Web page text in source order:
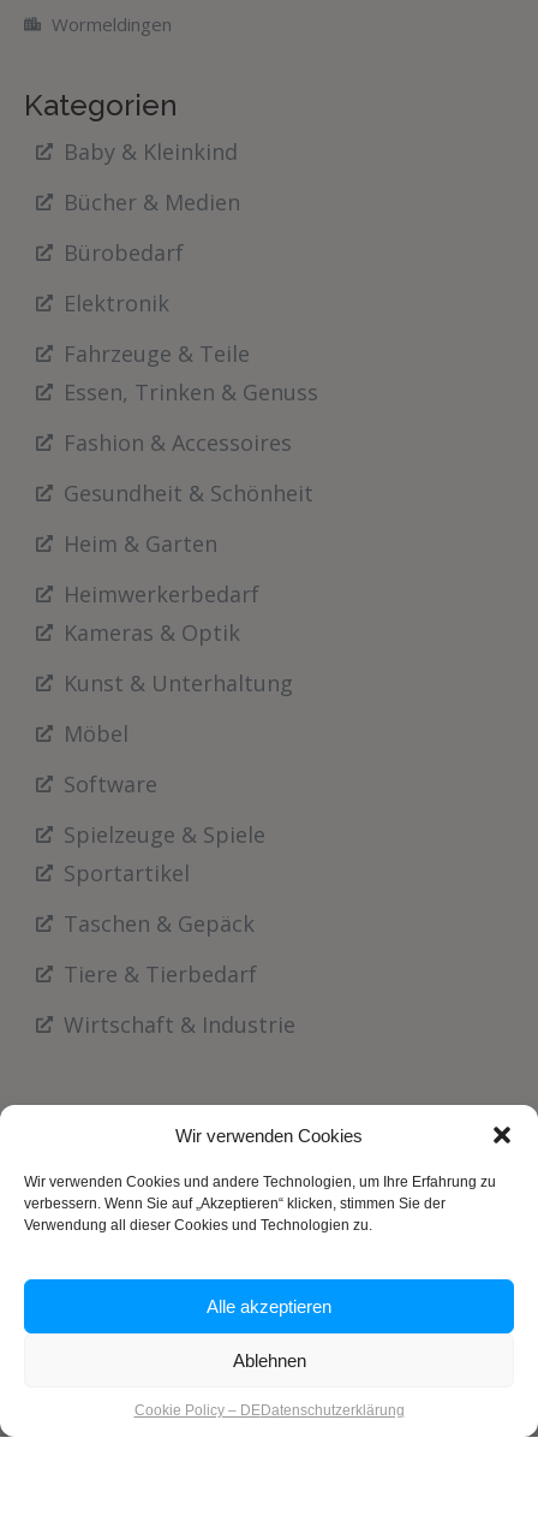
Wir verwenden Cookies
Wir verwenden Cookies und andere Technologien, um Ihre Erfahrung zu
verbessern. Wenn Sie auf „Akzeptieren“ klicken, stimmen Sie der
Verwendung all dieser Cookies und Technologien zu.
Alle akzeptieren
Ablehnen
Cookie Policy – DEDatenschutzerklärung
Wormeldingen
Kategorien
Baby & Kleinkind
Bücher & Medien
Bürobedarf
Elektronik
Fahrzeuge & Teile
Essen, Trinken & Genuss
Fashion & Accessoires
Gesundheit & Schönheit
Heim & Garten
Heimwerkerbedarf
Kameras & Optik
Kunst & Unterhaltung
Möbel
Software
Spielzeuge & Spiele
Sportartikel
Taschen & Gepäck
Tiere & Tierbedarf
Wirtschaft & Industrie